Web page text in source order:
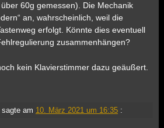
60g gemessen). Die Mechanik
an, wahrscheinlich, weil die
erfolgt. Könnte dies eventuell
zusammenhängen?
kein Klavierstimmer dazu geäußert.
am 10. März 2021 um 16:35 :